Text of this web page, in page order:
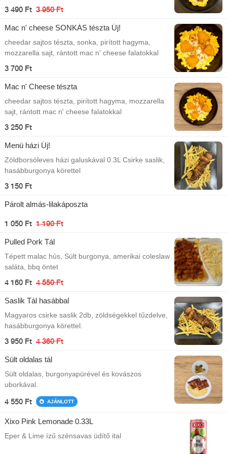
3 490 Ft 3 950 Ft
Mac n' cheese SONKÁS tészta Új!
cheedar sajtos tészta, sonka, pirított hagyma,
mozzarella sajt, rántott mac n' cheese falatokkal
3 700 Ft
Mac n' Cheese tészta
cheedar sajtos tészta, pirított hagyma, mozzarella
sajt, rántott mac n' cheese falatokkal
3 250 Ft
Menü házi Új!
Zöldborsóleves házi galuskával 0.3L Csirke saslik,
hasábburgonya körettel
3 150 Ft
Párolt almás-lilakáposzta
1 050 Ft 1 190 Ft
Pulled Pork Tál
Tépett malac hús, Sült burgonya, amerikai coleslaw
saláta, bbq öntet
4 160 Ft 4 550 Ft
Saslik Tál hasábbal
Magyaros csirke saslik 2db, zöldségekkel tűzdelve,
hasábburgonya körettel.
3 950 Ft 4 360 Ft
Sült oldalas tál
Sült oldalas, burgonyapürével és kovászos
uborkával.
4 550 Ft AJÁNLOTT
Xixo Pink Lemonade 0.33L
Eper & Lime ízű szénsavas üdítő ital